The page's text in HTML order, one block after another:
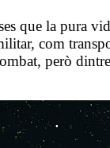
que la pura
com
però